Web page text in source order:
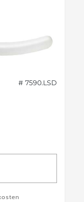
# 7590.LSD